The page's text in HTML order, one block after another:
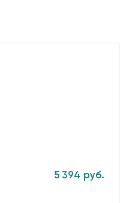
5 394 руб.